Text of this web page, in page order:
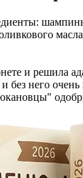
и решила
без него